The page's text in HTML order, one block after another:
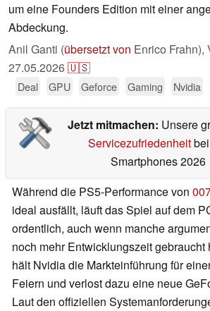
um eine Founders Edition mit einer
Abdeckung.
Anil Ganti (übersetzt von Enrico Frahn),
27.05.2026🇺🇸
Deal GPU Geforce Gaming Nvidia
Jetzt mitmachen: Unsere
Servicezufriedenheitbei
Smartphones 2026
Während die PS5-Performance von
ideal ausfällt, läuft das Spiel auf dem
ordentlich, auch wenn manche
noch mehr Entwicklungszeit gebraucht
hält Nvidia die Markteinführung für
Feiern und verlost dazu eine neue
Laut den offiziellen